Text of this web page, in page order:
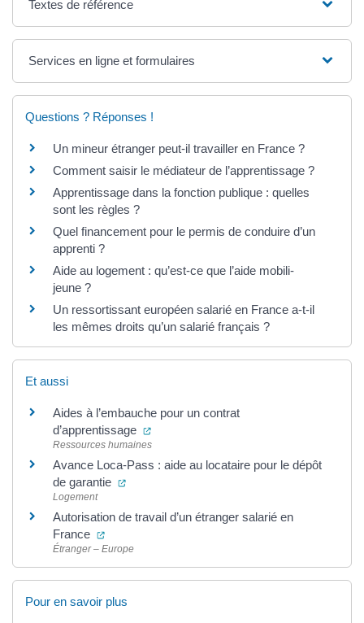
Textes de référence
Services en ligne et formulaires
Questions ? Réponses !
Un mineur étranger peut-il travailler en France ?
Comment saisir le médiateur de l’apprentissage ?
Apprentissage dans la fonction publique : quelles
sont les règles ?
Quel financement pour le permis de conduire d’un
apprenti ?
Aide au logement : qu’est-ce que l’aide mobili-
jeune ?
Un ressortissant européen salarié en France a-t-il
les mêmes droits qu’un salarié français ?
Et aussi
Aides à l’embauche pour un contrat
d’apprentissage
(ouverture dans un nouvel onglet)
Ressources humaines
Avance Loca-Pass : aide au locataire pour le dépôt
de garantie
(ouverture dans un nouvel onglet)
Logement
Autorisation de travail d’un étranger salarié en
France
(ouverture dans un nouvel onglet)
Étranger – Europe
Pour en savoir plus